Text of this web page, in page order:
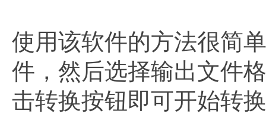
使用该软件的方法很简
件，然后选择输出文件
击转换按钮即可开始转